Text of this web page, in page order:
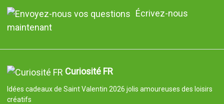
Écrivez-nous
maintenant
Curiosité FR
Idées cadeaux de Saint Valentin 2026 jolis amoureuses des loisirs
créatifs